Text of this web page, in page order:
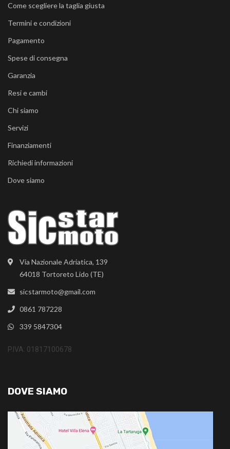
Via Nazionale Adriatica, 139
64018 Tortoreto Lido (TE)
sicstarmoto@gmail.com
0861 787228
339 5847304
P.IVA: 01817100678
Come scegliere la taglia giusta
Termini e condizioni
Pagamento
Spese di consegna
Garanzia
Resi e cambi
Chi siamo
Servizi
Finanziamenti
Richiedi informazioni
Dove siamo
DOVE SIAMO